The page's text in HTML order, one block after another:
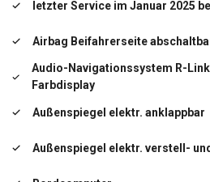
Türgriffe außen Wagenfarbe
letzter Service im Januar 2025
Airbag Beifahrerseite
Audio-Navigationssystem R-
Farbdisplay
Außenspiegel elektr. anklappbar
Außenspiegel elektr. verstell-